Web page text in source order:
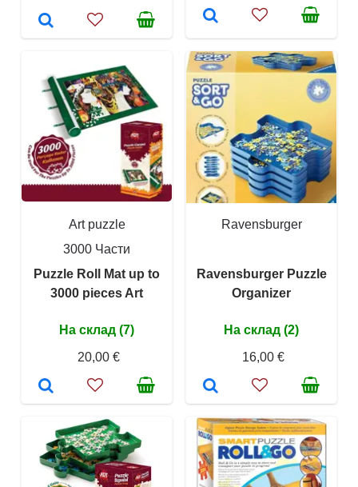
Art puzzle
3000 Части
Puzzle Roll Mat up to
3000 pieces Art
На склад (7)
20,00 €
Ravensburger
Ravensburger Puzzle
Organizer
На склад (2)
16,00 €